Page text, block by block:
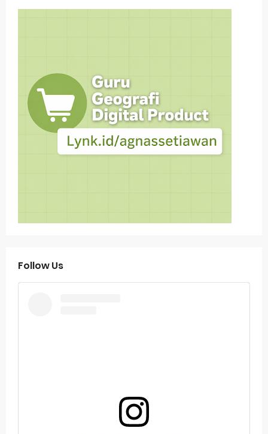
Follow Us